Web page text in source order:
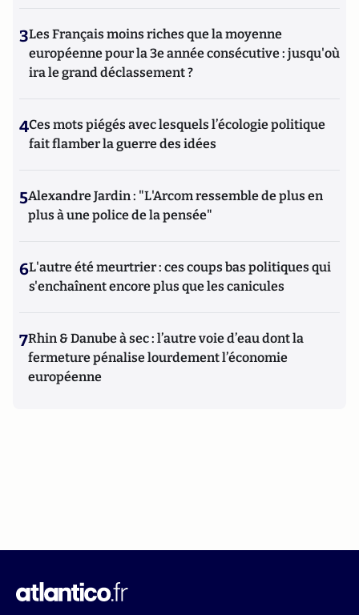
3Les Français moins riches que la moyenne
européenne pour la 3e année consécutive : jusqu'où
ira le grand déclassement ?
4Ces mots piégés avec lesquels l’écologie politique
fait flamber la guerre des idées
5Alexandre Jardin : "L'Arcom ressemble de plus en
plus à une police de la pensée"
6L'autre été meurtrier : ces coups bas politiques qui
s'enchaînent encore plus que les canicules
7Rhin & Danube à sec : l’autre voie d’eau dont la
fermeture pénalise lourdement l’économie
européenne